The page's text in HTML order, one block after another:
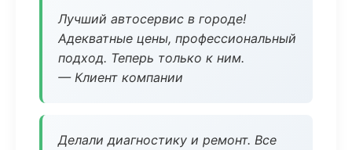
Лучший автосервис в городе!
Адекватные цены, профессиональный
подход. Теперь только к ним.
— Клиент компании
Делали диагностику и ремонт. Все